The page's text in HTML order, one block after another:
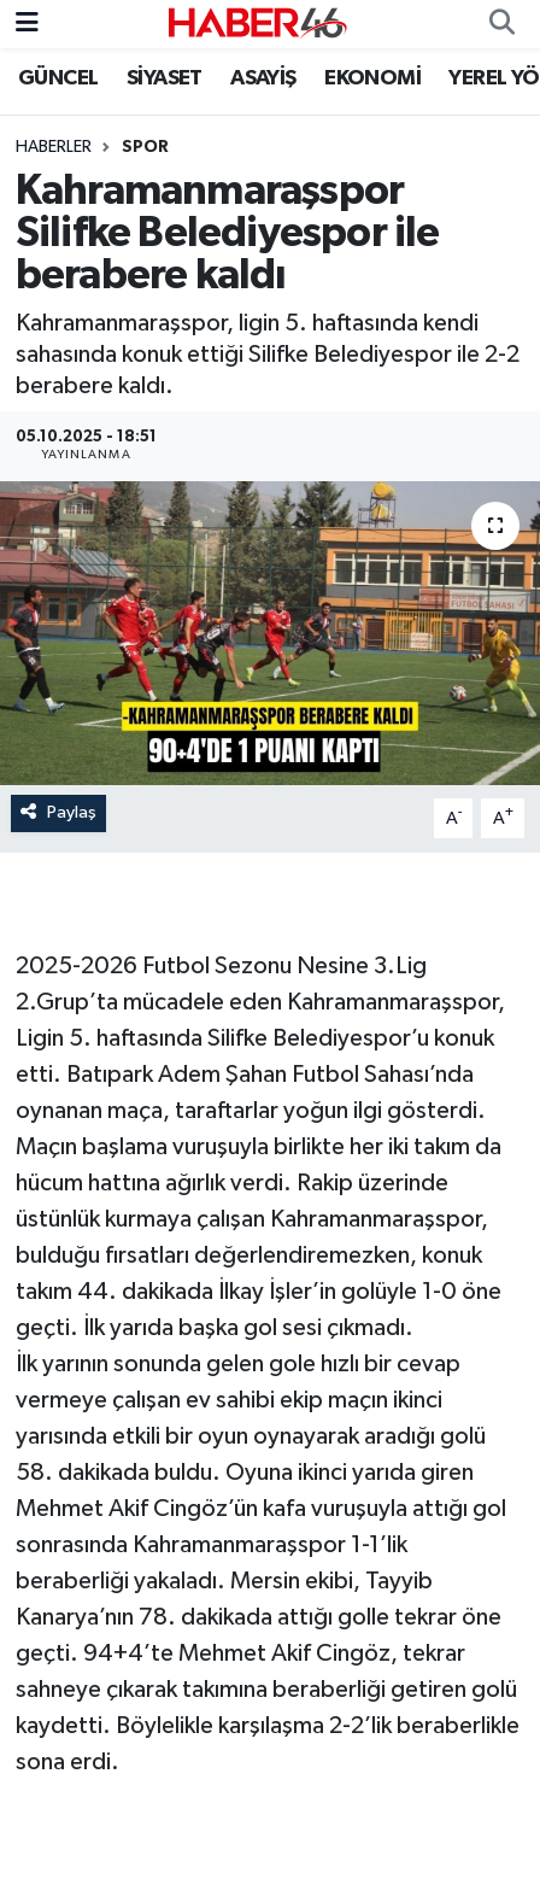
GÜNCEL SİYASET ASAYİŞ EKONOMİ YEREL
HABERLER SPOR
Kahramanmaraşspor
Silifke Belediyespor ile
berabere kaldı
Kahramanmaraşspor, ligin 5. haftasında kendi
sahasında konuk ettiği Silifke Belediyespor ile 2-2
berabere kaldı.
05.10.2025 - 18:51
YAYINLANMA
Paylaş A- A+
2025-2026 Futbol Sezonu Nesine 3.Lig
2.Grup’ta mücadele eden Kahramanmaraşspor,
Ligin 5. haftasında Silifke Belediyespor’u konuk
etti. Batıpark Adem Şahan Futbol Sahası’nda
oynanan maça, taraftarlar yoğun ilgi gösterdi.
Maçın başlama vuruşuyla birlikte her iki takım da
hücum hattına ağırlık verdi. Rakip üzerinde
üstünlük kurmaya çalışan Kahramanmaraşspor,
bulduğu fırsatları değerlendiremezken, konuk
takım 44. dakikada İlkay İşler’in golüyle 1-0 öne
geçti. İlk yarıda başka gol sesi çıkmadı.
İlk yarının sonunda gelen gole hızlı bir cevap
vermeye çalışan ev sahibi ekip maçın ikinci
yarısında etkili bir oyun oynayarak aradığı golü
58. dakikada buldu. Oyuna ikinci yarıda giren
Mehmet Akif Cingöz’ün kafa vuruşuyla attığı gol
sonrasında Kahramanmaraşspor 1-1’lik
beraberliği yakaladı. Mersin ekibi, Tayyib
Kanarya’nın 78. dakikada attığı golle tekrar öne
geçti. 94+4’te Mehmet Akif Cingöz, tekrar
sahneye çıkarak takımına beraberliği getiren golü
kaydetti. Böylelikle karşılaşma 2-2’lik beraberlikle
sona erdi.
GÜNCEL
SİYASET
EKONOMİ
SPOR
YAŞAM
TEKNOLOJİ
SAĞLIK
EĞİTİM
İLÇE HABERLERİ
KÜLTÜR-SANAT
KSÜ
DÜNYA
ROPORTAJ
KADIN-AİLE
YEREL YÖNETİM
MEDYA
SEÇİM 2011
ÜÇÜNCÜ SAYFA
BİLİMNET
Yemek
SEÇİM 2014
KİM KİMDİR
ÇEK GÖNDER
KİTAP
HEDEF2020
OTOMOBİL
Nöbetçi Eczaneler
Hava Durumu
Kahramanmaraş Namaz Vakitleri
Trafik Durumu
Süper Lig Puan Durumu ve Fikstür
Tüm Manşetler
Son Dakika Haberleri
Haber Arşivi